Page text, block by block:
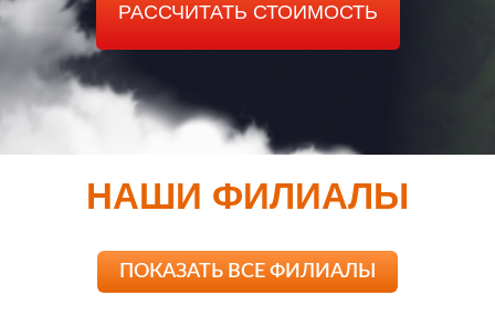
РАССЧИТАТЬ СТОИМОСТЬ
НАШИ ФИЛИАЛЫ
ПОКАЗАТЬ ВСЕ ФИЛИАЛЫ